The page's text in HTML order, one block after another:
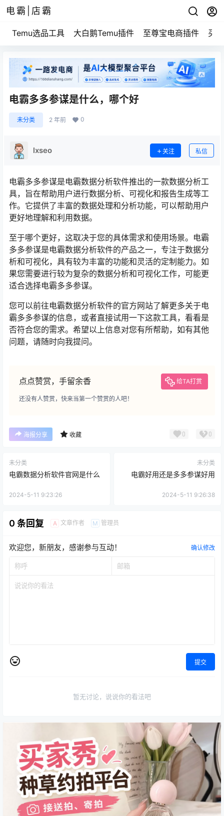
电霸|店霸
Temu选品工具 大白鹅Temu插件 至尊宝电商插件 买
电霸多多参谋是什么，哪个好
未分类 2 年前 0
lxseo 关注 私信
电霸多多参谋是电霸数据分析软件推出的一款数据分析工
具，旨在帮助用户进行数据分析、可视化和报告生成等工
作。它提供了丰富的数据处理和分析功能，可以帮助用户
更好地理解和利用数据。
至于哪个更好，这取决于您的具体需求和使用场景。电霸
多多参谋是电霸数据分析软件的产品之一，专注于数据分
析和可视化，具有较为丰富的功能和灵活的定制能力。如
果您需要进行较为复杂的数据分析和可视化工作，可能更
适合选择电霸多多参谋。
您可以前往电霸数据分析软件的官方网站了解更多关于电
霸多多参谋的信息，或者直接试用一下这款工具，看看是
否符合您的需求。希望以上信息对您有所帮助，如有其他
问题，请随时向我提问。
点点赞赏，手留余香 给TA打赏
还没有人赞赏，快来当第一个赞赏的人吧！
海报分享 收藏 0 0
未分类
电霸数据分析软件官网是什么
2024-5-11 9:23:26
未分类
电霸好用还是多多参谋好用
2024-5-11 9:26:38
0 条回复 A 文章作者 M 管理员
欢迎您，新朋友，感谢参与互动！ 确认修改
提交
暂无讨论，说说你的看法吧